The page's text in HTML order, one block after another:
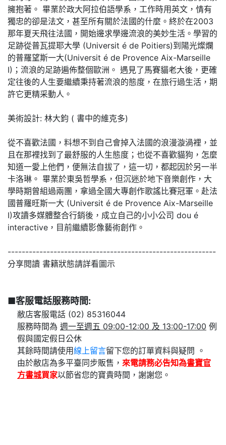
擁抱著。 畢業於政大阿拉伯語學系，工作時用英文，情有
獨忠的卻是法文，甚至所有關於法國的什麼。終於在2003
那年夏天飛往法國，開始邊求學邊流浪的美妙生活。學習的
足跡從普瓦提耶大學 (Universit é de Poitiers)到陽光燦爛
的普羅望斯一大(Universit é de Provence Aix-Marseille
I)；流浪的足跡遍佈整個歐洲。 遇見了馬賽貓老大後，更確
定往後的人生要繼續秉持著流浪的態度，在旅行過生活，期
許它更精采動人。
美術設計: 林大鈞 ( 書中的維克多)
從不喜歡法國，料想不到自己會掉入法國的浪漫漩渦裡，並
且在那裡找到了最舒服的人生態度；也從不喜歡貓狗，怎麼
知道一愛上他們，便無法自拔了，這一切，都起因於另一半
卡洛琳。 畢業於東吳哲學系，但沉迷於地下音樂創作，大
學時期曾組過兩團，拿過全國大專創作歌謠比賽冠軍。赴法
國普羅旺斯一大 (Universit é de Provence Aix-Marseille
I)攻讀多媒體整合行銷後，成立自己的小小公司 dou é
interactive，目前繼續影像藝術創作。
-----------------------------------------------------------
分享閱讀 書籍狀態請詳看圖示
■客服電話服務時間:
敝店客服電話 (02) 85316044
服務時間為 週一至週五 09:00-12:00 及 13:00-17:00 例
假與國定假日公休
其餘時間請使用線上留言
留下您的訂單資料與疑問 。
由於敝店為多平臺同步販售， 來電請務必告知為書寶官
方書城買家以節省您的寶貴時間，謝謝您。